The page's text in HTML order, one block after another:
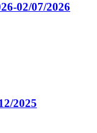
02/07/2026
2025